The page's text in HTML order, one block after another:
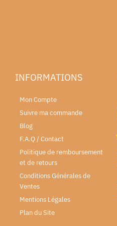
INFORMATIONS
Mon Compte
Suivre ma commande
Blog
F.A.Q / Contact
Politique de remboursement
et de retours
Conditions Générales de
Ventes
Mentions Légales
Plan du Site